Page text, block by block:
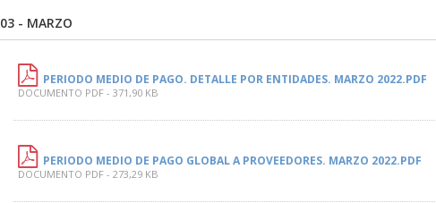
03 - MARZO
PERIODO MEDIO DE PAGO. DETALLE POR ENTIDADES. MARZO 2022.PDF
DOCUMENTO PDF - 371,90 KB
PERIODO MEDIO DE PAGO GLOBAL A PROVEEDORES. MARZO 2022.PDF
DOCUMENTO PDF - 273,29 KB